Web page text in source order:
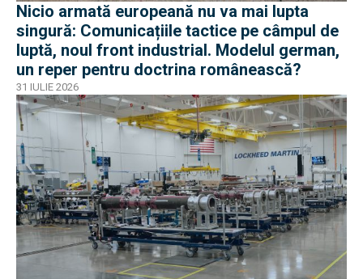
Nicio armată europeană nu va mai lupta
singură: Comunicațiile tactice pe câmpul de
luptă, noul front industrial. Modelul german,
un reper pentru doctrina românească?
31 IULIE 2026